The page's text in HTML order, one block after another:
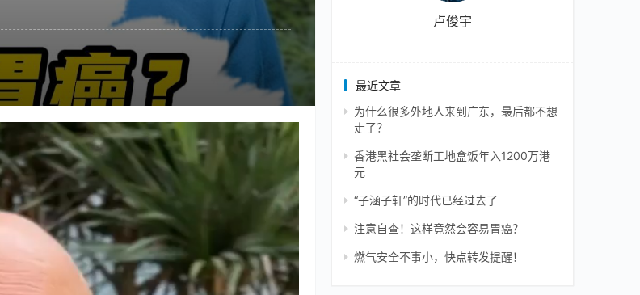
0
卢俊宇
最近文章
为什么很多外地人来到广东，最后都不想
走了？
香港黑社会垄断工地盒饭年入1200万港
元
“子涵子轩”的时代已经过去了
注意自查！这样竟然会容易胃癌？
燃气安全不事小，快点转发提醒！